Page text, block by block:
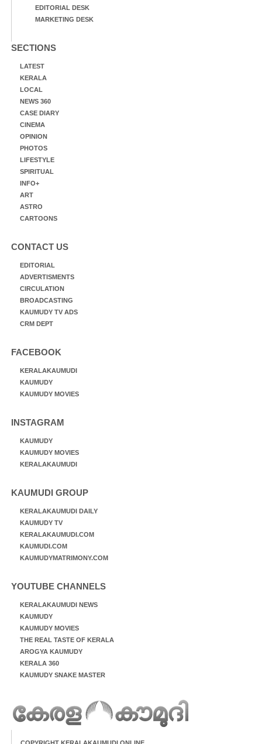
EDITORIAL DESK
MARKETING DESK
SECTIONS
LATEST
KERALA
LOCAL
NEWS 360
CASE DIARY
CINEMA
OPINION
PHOTOS
LIFESTYLE
SPIRITUAL
INFO+
ART
ASTRO
CARTOONS
CONTACT US
EDITORIAL
ADVERTISMENTS
CIRCULATION
BROADCASTING
KAUMUDY TV ADS
CRM DEPT
FACEBOOK
KERALAKAUMUDI
KAUMUDY
KAUMUDY MOVIES
INSTAGRAM
KAUMUDY
KAUMUDY MOVIES
KERALAKAUMUDI
KAUMUDI GROUP
KERALAKAUMUDI DAILY
KAUMUDY TV
KERALAKAUMUDI.COM
KAUMUDI.COM
KAUMUDYMATRIMONY.COM
YOUTUBE CHANNELS
KERALAKAUMUDI NEWS
KAUMUDY
KAUMUDY MOVIES
THE REAL TASTE OF KERALA
AROGYA KAUMUDY
KERALA 360
KAUMUDY SNAKE MASTER